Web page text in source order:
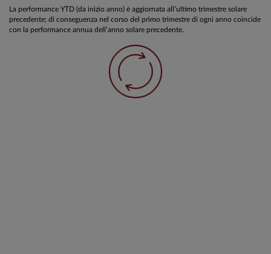
La performance YTD (da inizio anno) è aggiornata all’ultimo trimestre solare
precedente; di conseguenza nel corso del primo trimestre di ogni anno coincide
con la performance annua dell’anno solare precedente.